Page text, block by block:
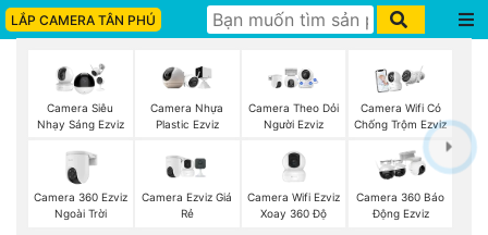
LẮP CAMERA TÂN PHÚ
Camera Siêu
Nhạy Sáng Ezviz
Camera Nhựa
Plastic Ezviz
Camera Theo Dỏi
Người Ezviz
Camera Wifi Có
Chống Trộm Ezviz
Camera 360 Ezviz
Ngoài Trời
Camera Ezviz Giá
Rẻ
Camera Wifi Ezviz
Xoay 360 Độ
Camera 360 Báo
Động Ezviz